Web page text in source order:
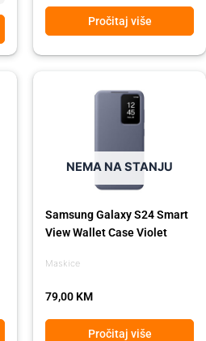
Pročitaj više
NEMA NA STANJU
Maskice
Samsung Galaxy S24 Smart
View Wallet Case Violet
79,00 KM
Pročitaj više